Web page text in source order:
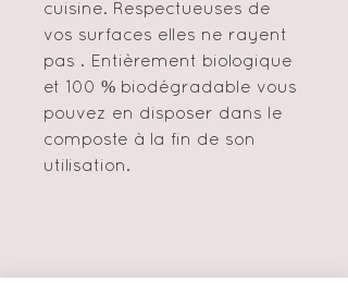
cuisine. Respectueuses de
vos surfaces elles ne rayent
pas . Entièrement biologique
et 100 % biodégradable vous
pouvez en disposer dans le
composte à la fin de son
utilisation.